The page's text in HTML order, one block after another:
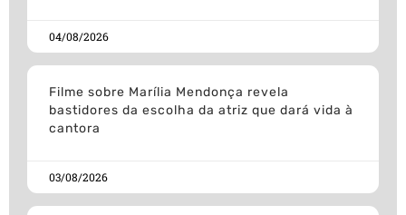
04/08/2026
Filme sobre Marília Mendonça revela
bastidores da escolha da atriz que dará vida à
cantora
03/08/2026